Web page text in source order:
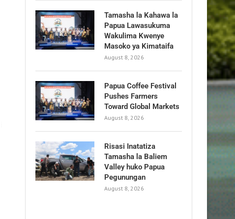
Tamasha la Kahawa la
Papua Lawasukuma
Wakulima Kwenye
Masoko ya Kimataifa
August 8, 2026
Papua Coffee Festival
Pushes Farmers
Toward Global Markets
August 8, 2026
Risasi Inatatiza
Tamasha la Baliem
Valley huko Papua
Pegunungan
August 8, 2026